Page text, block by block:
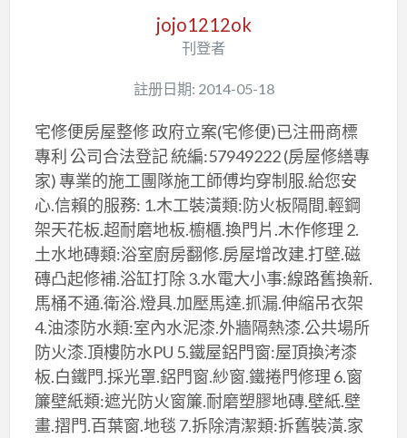
jojo1212ok
刊登者
註册日期: 2014-05-18
宅修便房屋整修 政府立案(宅修便)已注冊商標
專利 公司合法登記 統編:57949222 (房屋修繕專
家) 專業的施工團隊施工師傅均穿制服.給您安
心.信賴的服務: 1.木工裝潢類:防火板隔間.輕鋼
架天花板.超耐磨地板.櫥櫃.換門片.木作修理 2.
土水地磚類:浴室廚房翻修.房屋增改建.打壁.磁
磚凸起修補.浴缸打除 3.水電大小事:線路舊換新.
馬桶不通.衛浴.燈具.加壓馬達.抓漏.伸縮吊衣架
4.油漆防水類:室內水泥漆.外牆隔熱漆.公共場所
防火漆.頂樓防水PU 5.鐵屋鋁門窗:屋頂換洘漆
板.白鐵門.採光罩.鋁門窗.紗窗.鐵捲門修理 6.窗
簾壁紙類:遮光防火窗簾.耐磨塑膠地磚.壁紙.壁
畫.摺門.百葉窗.地毯 7.拆除清潔類:拆舊裝潢.家